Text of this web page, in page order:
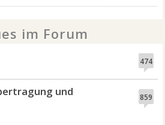
im Forum
474
859
und